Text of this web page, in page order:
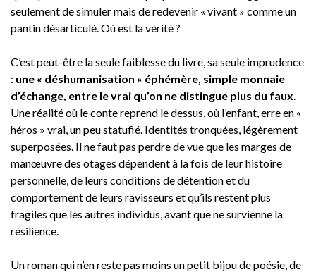
seulement de simuler mais de redevenir « vivant » comme un
pantin désarticulé. Où est la vérité ?
C’est peut-être la seule faiblesse du livre, sa seule imprudence
: une « déshumanisation » éphémère, simple monnaie
d’échange, entre le vrai qu’on ne distingue plus du faux
Une réalité où le conte reprend le dessus, où l’enfant, erre en «
héros » vrai, un peu statufié. Identités tronquées, légèrement
superposées. Il ne faut pas perdre de vue que les marges de
manœuvre des otages dépendent à la fois de leur histoire
personnelle, de leurs conditions de détention et du
comportement de leurs ravisseurs et qu’ils restent plus
fragiles que les autres individus, avant que ne survienne la
résilience.
Un roman qui n’en reste pas moins un petit bijou de poésie, de